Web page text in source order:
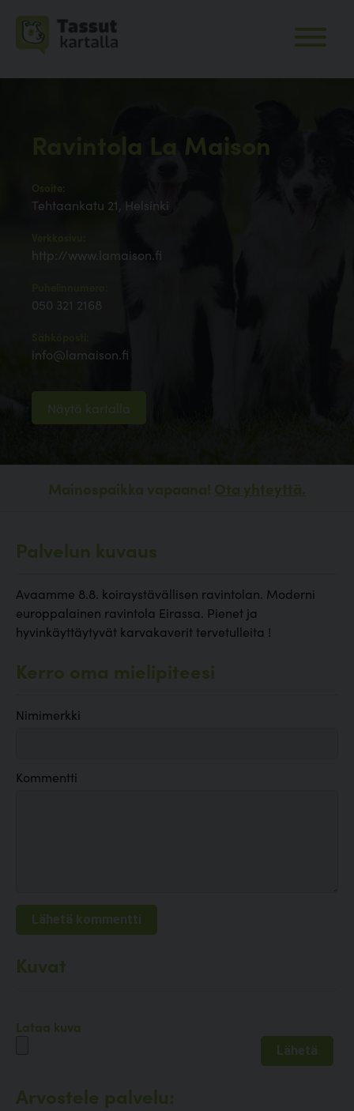
Ravintola La Maison
Tehtaankatu 21, Helsinki
http://www.lamaison.fi
050 321 2168
info@lamaison.fi
Näytä kartalla
Mainospaikka vapaana! Ota yhteyttä.
Palvelun kuvaus
Avaamme 8.8. koiraystävällisen ravintolan. Moderni
europpalainen ravintola Eirassa. Pienet ja
hyvinkäyttäytyvät karvakaverit tervetulleita !
Kerro oma mielipiteesi
Nimimerkki
Kommentti
Kuvat
Lataa kuva
Arvostele palvelu: